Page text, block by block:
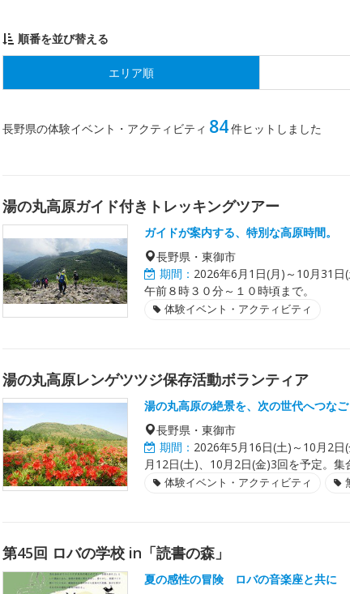
順番を並び替える
エリア順
長野県の体験イベント・アクティビティ 84件ヒットしました
湯の丸高原ガイド付きトレッキングツアー
ガイドが案内する、特別な高原時間。
長野県・東御市
期間： 2026年6月1日(月)～10月31
午前８時３０分～１０時頃まで。
体験イベント・アクティビティ
湯の丸高原レンゲツツジ保存活動ボランティア
湯の丸高原の絶景を、次の世代へつなご
長野県・東御市
期間： 2026年5月16日(土)～10月2
月12日(土)、10月2日(金)3回を予定。集
体験イベント・アクティビティ
第45回 ロバの学校 in「読書の森」
夏の感性の冒険 ロバの音楽座と共に